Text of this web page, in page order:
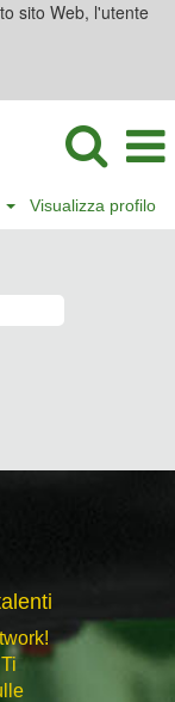
sito Web, l'utente
Visualizza profilo